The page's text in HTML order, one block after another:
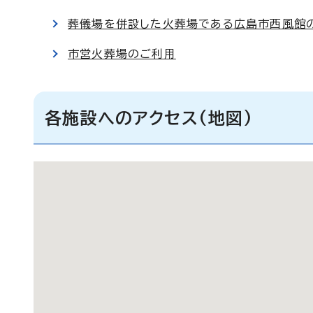
葬儀場を併設した火葬場である広島市西風館
市営火葬場のご利用
各施設へのアクセス(地図)